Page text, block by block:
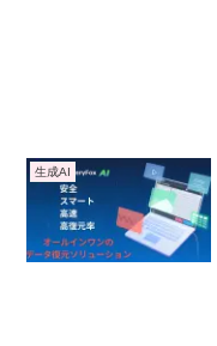
生成AI